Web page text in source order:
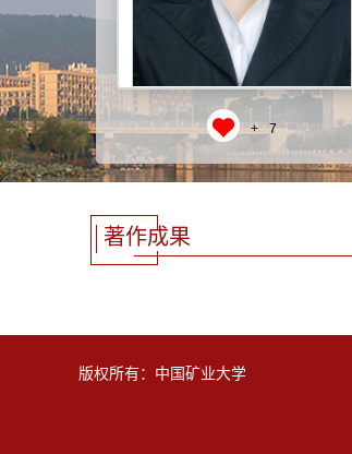
+ 7
著作成果
版权所有：中国矿业大学